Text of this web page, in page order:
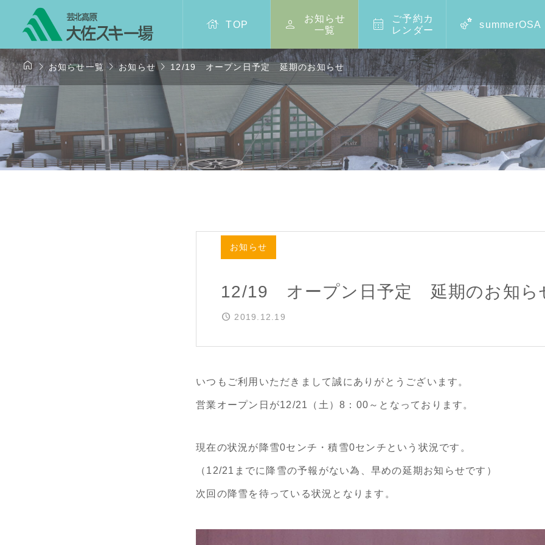
 TOP 
お知らせ
一覧

ご予約カ
レンダー
 summerOSA
お知らせ一覧お知らせ 12/19 オープン日予定 延期のお知らせ
お知らせ
12/19 オープン日予定 延期のお知ら
2019.12.19
いつもご利用いただきまして誠にありがとうございます。
営業オープン日が12/21（土）8：00～となっております。
現在の状況が降雪0センチ・積雪0センチという状況です。
（12/21までに降雪の予報がない為、早めの延期お知らせです）
次回の降雪を待っている状況となります。